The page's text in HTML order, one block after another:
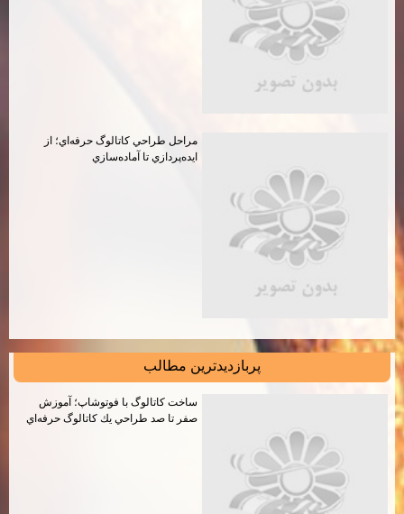
مراحل طراحي كاتالوگ حرفه‌اي؛ از
ايده‌پردازي تا آماده‌سازي
پربازديدترين مطالب
ساخت كاتالوگ با فوتوشاپ؛ آموزش
صفر تا صد طراحي يك كاتالوگ حرفه‌اي